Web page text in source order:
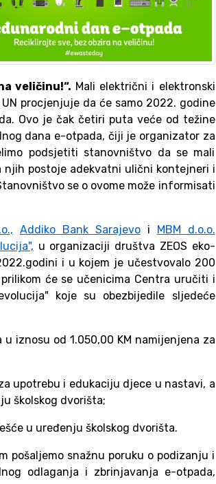
veličinu!“. Mali električni i elektronski
procjenjuje da će samo 2022. godine
Ovo je čak četiri puta veće od težine
dana e-otpada, čiji je organizator za
podsjetiti stanovništvo da se mali
njih postoje adekvatni ulični kontejneri i
se o ovome može informisati
Addiko Bank Sarajevoi MBM d.o.o.
u organizaciji društva ZEOS eko-
i u kojem je učestvovalo 200
će se učenicima Centra uručiti i
koje su obezbijedile sljedeće
iznosu od 1.050,00 KM namijenjena za
upotrebu i edukaciju djece u nastavi, a
školskog dvorišta;
u uređenju školskog dvorišta.
pošaljemo snažnu poruku o podizanju i
odlaganja i zbrinjavanja e-otpada,